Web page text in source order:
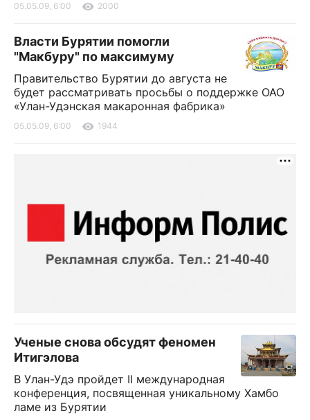
05.05.09, 6:00 2000
Власти Бурятии помогли
"Макбуру" по максимуму
Правительство Бурятии до августа не
будет рассматривать просьбы о поддержке ОАО
«Улан-Удэнская макаронная фабрика»
05.05.09, 6:00 1944
Ученые снова обсудят феномен
Итигэлова
В Улан-Удэ пройдет II международная
конференция, посвященная уникальному Хамбо
ламе из Бурятии